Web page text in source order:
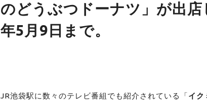
のどうぶつドーナツ」が出
年5月9日まで。
JR池袋駅に数々のテレビ番組でも紹介されている「イク